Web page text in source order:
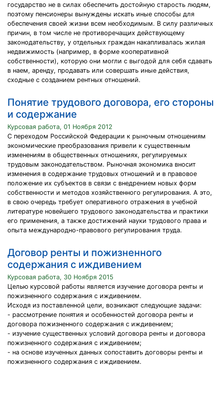
государство не в силах обеспечить достойную старость людям,
поэтому пенсионеры вынуждены искать иные способы для
обеспечения своей жизни всем необходимым. В силу различных
причин, в том числе не противоречащих действующему
законодательству, у отдельных граждан накапливалась жилая
недвижимость (например, в форме кооперативной
собственности), которую они могли с выгодой для себя сдавать
в наем, аренду, продавать или совершать иные действия,
сходные с созданием рентных отношений.
Понятие трудового договора, его стороны
и содержание
Курсовая работа, 01 Ноября 2012
С переходом Российской Федерации к рыночным отношениям
экономические преобразования привели к существенным
изменениям в общественных отношениях, регулируемых
трудовым законодательством. Рыночная экономика вносит
изменения в содержание трудовых отношений и в правовое
положение их субъектов в связи с внедрением новых форм
собственности и методов хозяйственного регулирования. А это,
в свою очередь требует оперативного отражения в учебной
литературе новейшего трудового законодательства и практики
его применения, а также достижений науки трудового права и
опыта международно-правового регулирования труда.
Договор ренты и пожизненного
содержания с иждивением
Курсовая работа, 30 Ноября 2015
Целью курсовой работы является изучение договора ренты и
пожизненного содержания с иждивением.
Исходя из поставленной цели, возникают следующие задачи:
- рассмотрение понятия и особенностей договора ренты и
договора пожизненного содержания с иждивением;
- изучение существенных условий договора ренты и договора
пожизненного содержания с иждивением;
- на основе изученных данных сопоставить договоры ренты и
пожизненного содержания с иждивением.